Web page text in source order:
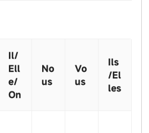
Il/
Ell
e/
On
No
us
Vo
us
Ils
/El
les